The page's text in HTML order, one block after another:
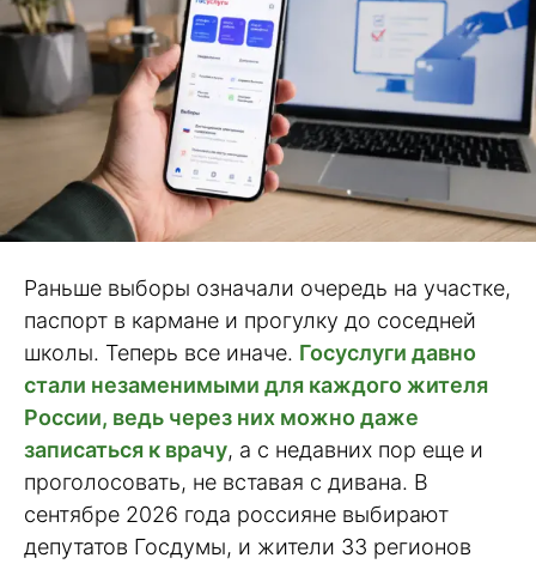
Раньше выборы означали очередь на участке,
паспорт в кармане и прогулку до соседней
школы. Теперь все иначе. Госуслуги давно
стали незаменимыми для каждого жителя
России, ведь через них можно даже
записаться к врачу, а с недавних пор еще и
проголосовать, не вставая с дивана. В
сентябре 2026 года россияне выбирают
депутатов Госдумы, и жители 33 регионов